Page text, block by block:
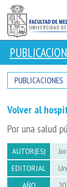
PUBLICACIONES
Volver al
Por una salud
AUTOR(ES)
EDITORIAL